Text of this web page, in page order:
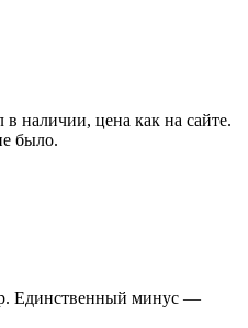
наличии, цена как на сайте.
было.
Единственный минус —